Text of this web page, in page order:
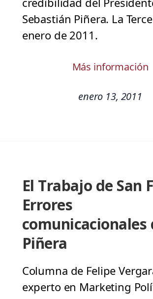
Sebastián Piñera. La
enero de 2011.
Más información
enero 13, 2011
El Trabajo de San
Errores
comunicacionales
Piñera
Columna de Felipe
experto en Marketing